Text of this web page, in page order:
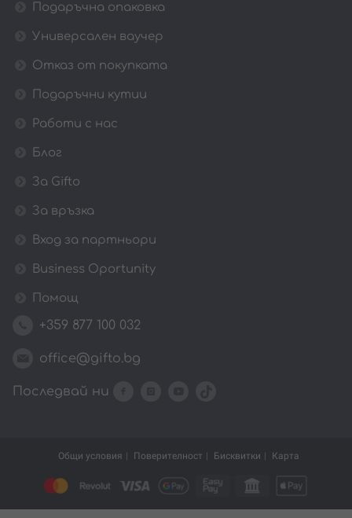
Подаръчна опаковка
Универсален ваучер
Отказ от покупката
Подаръчни кутии
Работи с нас
Блог
За Gifto
За връзка
Вход за партньори
Business Oportunity
Помощ
+359 877 100 032
office@gifto.bg
Последвай ни
Общи условия Поверителност Бисквитки Карта